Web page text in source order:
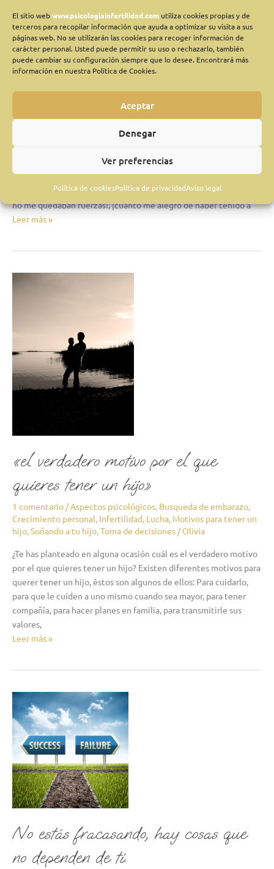
El sitio webwww.psicologiainfertilidad.com utiliza cookies propias y de
terceros para recopilar información que ayuda a optimizar su visita a sus
páginas web. No se utilizarán las cookies para recoger información de
carácter personal. Usted puede permitir su uso o rechazarlo, también
puede cambiar su configuración siempre que lo desee. Encontrará más
información en nuestra Política de Cookies.
Aceptar
Denegar
Ver preferencias
Política de cookiesPolítica de privacidadAviso legal
«desde el corazón…»
Deja un comentario/Aceptación,Actitud positiva,Adaptación,
Aspectos psicológicos
,
“Cuando te miro a los ojos, cuando huelo tu pelo, cuando me
agarras la mano, cuando me dices mamá, cuando te observo sin
que te des cuenta…” ¡Cuántas veces pienso que ha merecido la
pena! ¡Qué orgullosa estoy de haber seguido adelante, cuando ya
no me quedaban fuerzas!; ¡cuánto me alegro de haber tenido a
Leer más »
«el verdadero motivo por el que
quieres tener un hijo»
1 comentario /Aspectos psicológicos Busqueda de embarazo
Crecimiento personal Infertilidad Lucha Motivos para tener un
hijo Soñando a tu hijo Toma de decisiones /Olivia
¿Te has planteado en alguna ocasión cuál es el verdadero motivo
por el que quieres tener un hijo? Existen diferentes motivos para
querer tener un hijo, éstos son algunos de ellos: Para cuidarlo,
para que le cuiden a uno mismo cuando sea mayor, para tener
compañía, para hacer planes en familia, para transmitirle sus
valores,
el
que
quieres
tener
un
Leer más »
No estás fracasando, hay cosas que
no dependen de ti.
No
estás
fracasando,
hay
cosas
que
no
dependen
de
ti.